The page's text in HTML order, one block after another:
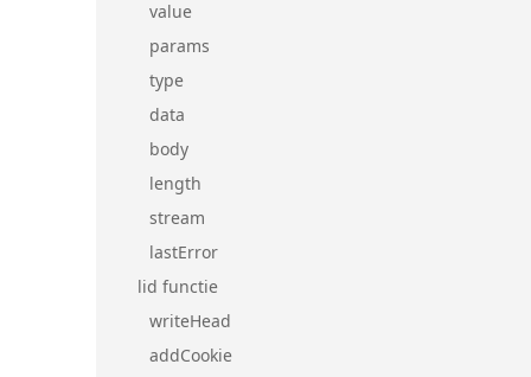
value
params
type
data
body
length
stream
lastError
lid functie
writeHead
addCookie